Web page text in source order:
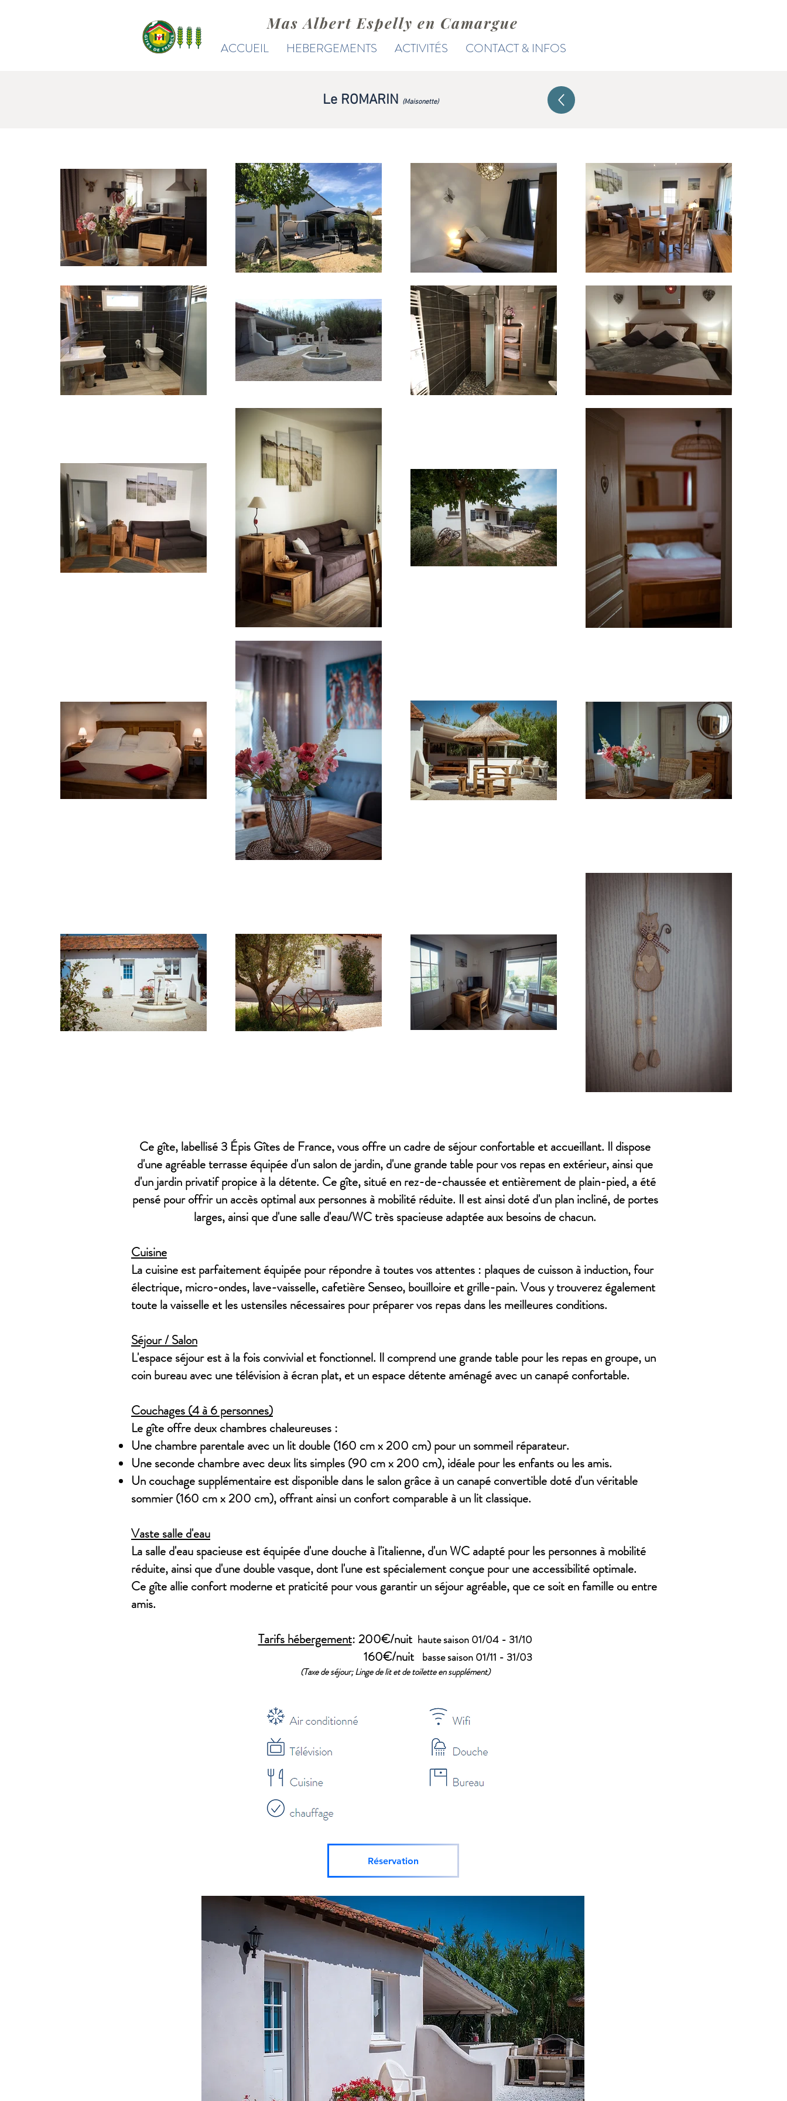
Mas Albert Espelly en Camargue
ACCUEIL HEBERGEMENTS ACTIVITÉS CONTACT & INFOS
Le ROMARIN (Maisonette)
Ce gîte, labellisé 3 Épis Gîtes de France, vous offre un cadre de séjour confortable et accueillant. Il dispose
d'une agréable terrasse équipée d'un salon de jardin, d'une grande table pour vos repas en extérieur, ainsi que
d'un jardin privatif propice à la détente. Ce gîte, situé en rez-de-chaussée et entièrement de plain-pied, a été
pensé pour offrir un accès optimal aux personnes à mobilité réduite. Il est ainsi doté d'un plan incliné, de portes
larges, ainsi que d'une salle d'eau/WC très spacieuse adaptée aux besoins de chacun.
Cuisine
La cuisine est parfaitement équipée pour répondre à toutes vos attentes : plaques de cuisson à induction, four
électrique, micro-ondes, lave-vaisselle, cafetière Senseo, bouilloire et grille-pain. Vous y trouverez également
toute la vaisselle et les ustensiles nécessaires pour préparer vos repas dans les meilleures conditions.
Séjour / Salon
L'espace séjour est à la fois convivial et fonctionnel. Il comprend une grande table pour les repas en groupe, un
coin bureau avec une télévision à écran plat, et un espace détente aménagé avec un canapé confortable.
Couchages (4 à 6 personnes)
Le gîte offre deux chambres chaleureuses :
Une chambre parentale avec un lit double (160 cm x 200 cm) pour un sommeil réparateur.
Une seconde chambre avec deux lits simples (90 cm x 200 cm), idéale pour les enfants ou les amis.
Un couchage supplémentaire est disponible dans le salon grâce à un canapé convertible doté d'un véritable
sommier (160 cm x 200 cm), offrant ainsi un confort comparable à un lit classique.
Vaste salle d'eau
La salle d'eau spacieuse est équipée d'une douche à l'italienne, d'un WC adapté pour les personnes à mobilité
réduite, ainsi que d'une double vasque, dont l'une est spécialement conçue pour une accessibilité optimale.
Ce gîte allie confort moderne et praticité pour vous garantir un séjour agréable, que ce soit en famille ou entre
amis.
Tarifs hébergement:​ 200€/nuit haute saison 01/04 - 31/10
160€/nuit basse saison 01/11 - 31/03
(Taxe de séjour; Linge de lit et de toilette en supplément)
Réservation